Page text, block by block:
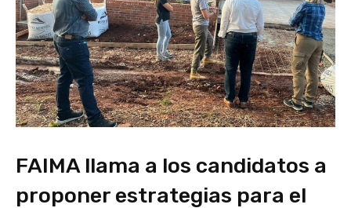
FAIMA llama a los candidatos a
proponer estrategias para el